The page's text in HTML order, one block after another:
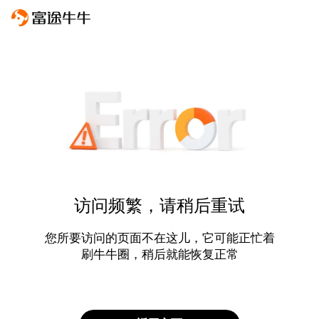
访问频繁，请稍后重试
您所要访问的页面不在这儿，它可能正忙着
刷牛牛圈，稍后就能恢复正常